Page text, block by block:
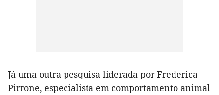
Já uma outra pesquisa liderada por Frederica
Pirrone, especialista em comportamento animal